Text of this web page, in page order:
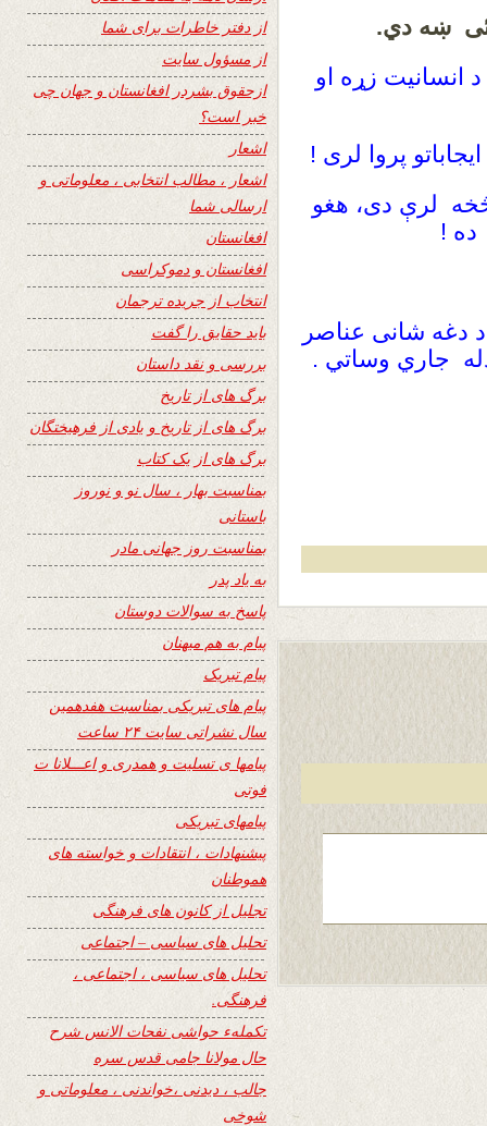
ئی ښه دي.
انسانیت زړه او
پروا لری !
لرې دی، هغو
ده !
دغه شانی عناصر
جاري وساتي .
از دفتر خاطرات برای شما
از مسؤول سایت
ازحقوق بشردر افغانستان و جهان چی
خبر است؟
اشعار
اشعار ، مطالب انتخابی ، معلوماتی و
ارسالی شما
افغانستان
افغانستان و دموکراسی
انتخاب از جریده ترجمان
باید حقایق را گفت
بررسی و نقد داستان
برگ های از تاریخ
برگ های از تاریخ و یادی از فرهیختگان
برگ های از یک کتاب
بمناسبت بهار ، سال نو و نوروز
باستانی
بمناسبت روز جهانی مادر
به یاد پدر
پاسخ به سوالات دوستان
پیام به هم میهنان
پیام تبریک
پیام های تبریکی بمناسبت هفدهمین
سال نشراتی سایت ۲۴ ساعت
پیامها ی تسلیت و همدری و اعـــلانا ت
فوتی
پیامهای تبریکی
پیشنهادات ، انتقادات و خواسته های
هموطنان
تجلیل از کانون های فرهنگی
تحلیل های سیاسی – اجتماعی
تحلیل های سیاسی ، اجتماعی ،
فرهنگی.
تکملهء حواشی نفحات الانس شرح
حال مولانا جامی قدس سره
جالب ، دیدنی ،خواندنی ، معلوماتی و
شوخی